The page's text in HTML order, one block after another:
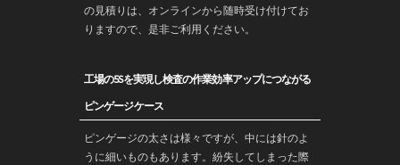
の見積りは、オンラインから随時受け付けてお
りますので、是非ご利用ください。
工場の5Sを実現し検査の作業効率アップにつながる
ピンゲージケース
ピンゲージの太さは様々ですが、中には針のよ
うに細いものもあります。紛失してしまった際